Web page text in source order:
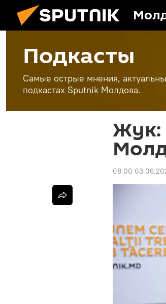
Подкасты
Самые острые мнения,
подкастах Sputnik Молдова.
Жук:
08:00